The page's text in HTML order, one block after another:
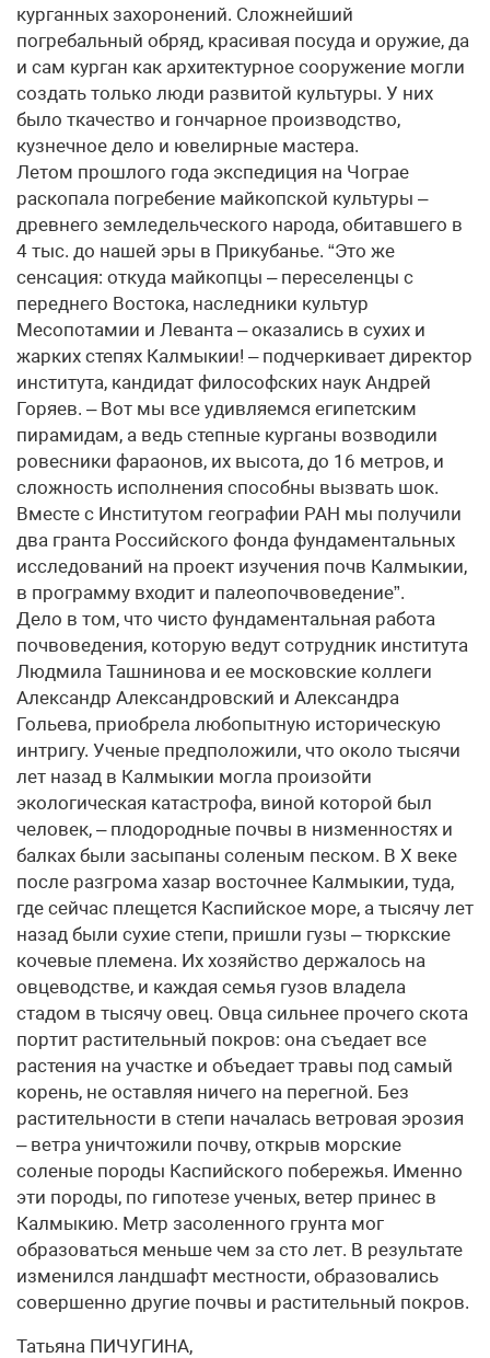
курганных захоронений. Сложнейший
погребальный обряд, красивая посуда и оружие, да
и сам курган как архитектурное сооружение могли
создать только люди развитой культуры. У них
было ткачество и гончарное производство,
кузнечное дело и ювелирные мастера.
Летом прошлого года экспедиция на Чограе
раскопала погребение майкопской культуры –
древнего земледельческого народа, обитавшего в
4 тыс. до нашей эры в Прикубанье. “Это же
сенсация: откуда майкопцы – переселенцы с
переднего Востока, наследники культур
Месопотамии и Леванта – оказались в сухих и
жарких степях Калмыкии! – подчеркивает директор
института, кандидат философских наук Андрей
Горяев. – Вот мы все удивляемся египетским
пирамидам, а ведь степные курганы возводили
ровесники фараонов, их высота, до 16 метров, и
сложность исполнения способны вызвать шок.
Вместе с Институтом географии РАН мы получили
два гранта Российского фонда фундаментальных
исследований на проект изучения почв Калмыкии,
в программу входит и палеопочвоведение”.
Дело в том, что чисто фундаментальная работа
почвоведения, которую ведут сотрудник института
Людмила Ташнинова и ее московские коллеги
Александр Александровский и Александра
Гольева, приобрела любопытную историческую
интригу. Ученые предположили, что около тысячи
лет назад в Калмыкии могла произойти
экологическая катастрофа, виной которой был
человек, – плодородные почвы в низменностях и
балках были засыпаны соленым песком. В Х веке
после разгрома хазар восточнее Калмыкии, туда,
где сейчас плещется Каспийское море, а тысячу лет
назад были сухие степи, пришли гузы – тюркские
кочевые племена. Их хозяйство держалось на
овцеводстве, и каждая семья гузов владела
стадом в тысячу овец. Овца сильнее прочего скота
портит растительный покров: она съедает все
растения на участке и объедает травы под самый
корень, не оставляя ничего на перегной. Без
растительности в степи началась ветровая эрозия
– ветра уничтожили почву, открыв морские
соленые породы Каспийского побережья. Именно
эти породы, по гипотезе ученых, ветер принес в
Калмыкию. Метр засоленного грунта мог
образоваться меньше чем за сто лет. В результате
изменился ландшафт местности, образовались
совершенно другие почвы и растительный покров.
Татьяна ПИЧУГИНА,